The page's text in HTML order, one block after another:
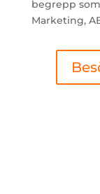
begrepp
Marketing,